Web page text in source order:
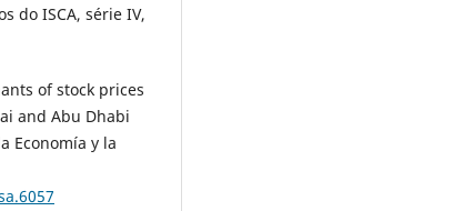
do ISCA, série IV,
of stock prices
and Abu Dhabi
Economía y la